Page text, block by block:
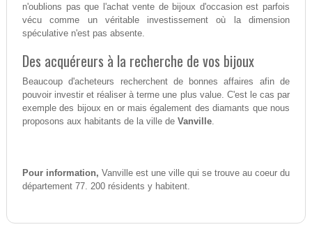
n'oublions pas que l'achat vente de bijoux d'occasion est parfois
vécu comme un véritable investissement où la dimension
spéculative n'est pas absente.
Des acquéreurs à la recherche de vos bijoux
Beaucoup d'acheteurs recherchent de bonnes affaires afin de
pouvoir investir et réaliser à terme une plus value. C'est le cas par
exemple des bijoux en or mais également des diamants que nous
proposons aux habitants de la ville de Vanville.
Pour information, Vanville est une ville qui se trouve au coeur du
département 77. 200 résidents y habitent.